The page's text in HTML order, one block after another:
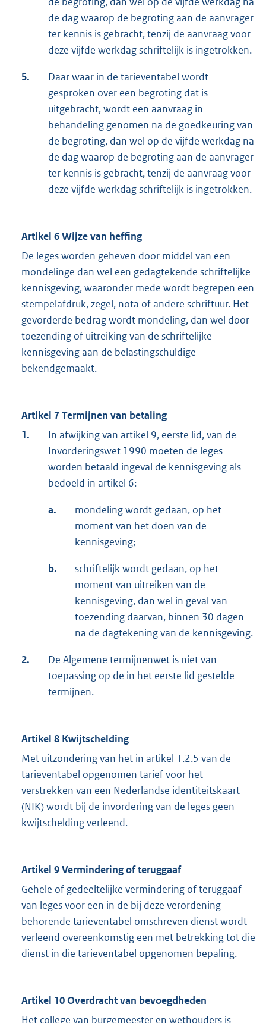
de dag waarop de begroting aan de aanvrager
ter kennis is gebracht, tenzij de aanvraag voor
deze vijfde werkdag schriftelijk is ingetrokken.
5.
Daar waar in de tarieventabel wordt
gesproken over een begroting dat is
uitgebracht, wordt een aanvraag in
behandeling genomen na de goedkeuring van
de begroting, dan wel op de vijfde werkdag na
de dag waarop de begroting aan de aanvrager
ter kennis is gebracht, tenzij de aanvraag voor
deze vijfde werkdag schriftelijk is ingetrokken.
Artikel 6 Wijze van heffing
De leges worden geheven door middel van een
mondelinge dan wel een gedagtekende schriftelijke
kennisgeving, waaronder mede wordt begrepen een
stempelafdruk, zegel, nota of andere schriftuur. Het
gevorderde bedrag wordt mondeling, dan wel door
toezending of uitreiking van de schriftelijke
kennisgeving aan de belastingschuldige
bekendgemaakt.
Artikel 7 Termijnen van betaling
1.
In afwijking van artikel 9, eerste lid, van de
Invorderingswet 1990 moeten de leges
worden betaald ingeval de kennisgeving als
bedoeld in artikel 6:
a.
mondeling wordt gedaan, op het
moment van het doen van de
kennisgeving;
b.
schriftelijk wordt gedaan, op het
moment van uitreiken van de
kennisgeving, dan wel in geval van
toezending daarvan, binnen 30 dagen
na de dagtekening van de kennisgeving.
2.
De Algemene termijnenwet is niet van
toepassing op de in het eerste lid gestelde
termijnen.
Artikel 8 Kwijtschelding
Met uitzondering van het in artikel 1.2.5 van de
tarieventabel opgenomen tarief voor het
verstrekken van een Nederlandse identiteitskaart
(NIK) wordt bij de invordering van de leges geen
kwijtschelding verleend.
Artikel 9 Vermindering of teruggaaf
Gehele of gedeeltelijke vermindering of teruggaaf
van leges voor een in de bij deze verordening
behorende tarieventabel omschreven dienst wordt
verleend overeenkomstig een met betrekking tot die
dienst in die tarieventabel opgenomen bepaling.
Artikel 10 Overdracht van bevoegdheden
Het college van burgemeester en wethouders is